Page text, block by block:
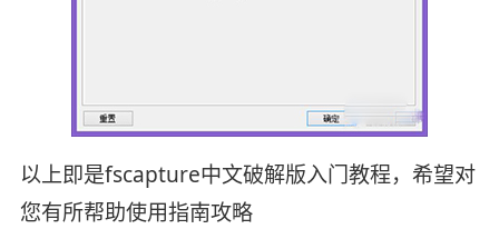
以上即是fscapture中文破解版入门教程，希望对
您有所帮助使用指南攻略